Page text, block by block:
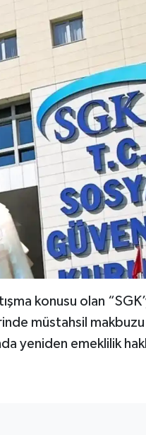
konusu olan
müstahsil
yeniden emeklilik